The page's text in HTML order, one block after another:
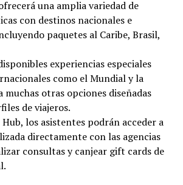
una amplia variedad de
con destinos nacionales e
paquetes al Caribe, Brasil,
experiencias especiales
como el Mundial y la
otras opciones diseñadas
de viajeros.
los asistentes podrán acceder a
directamente con las agencias
consultas y canjear gift cards de